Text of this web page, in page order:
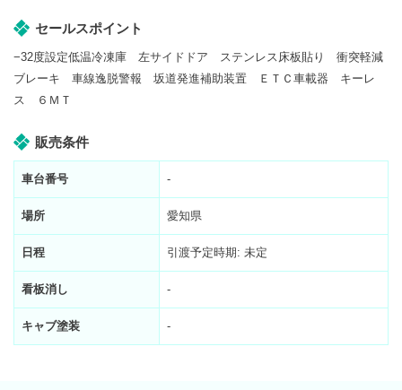
セールスポイント
−32度設定低温冷凍庫 左サイドドア ステンレス床板貼り 衝突軽減
ブレーキ 車線逸脱警報 坂道発進補助装置 ＥＴＣ車載器 キーレ
ス ６ＭＴ
販売条件
車台番号 -
場所 愛知県
日程 引渡予定時期: 未定
看板消し -
キャブ塗装 -